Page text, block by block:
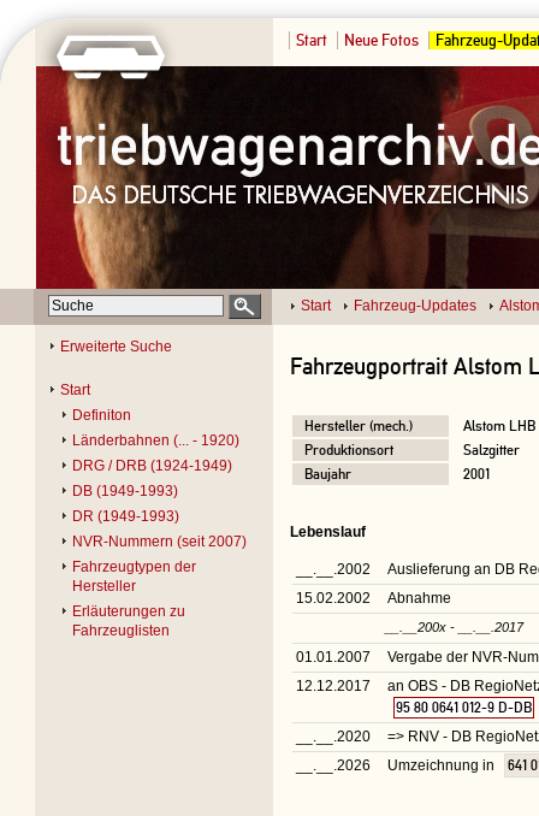
Start Neue Fotos Fahrzeug-
Start Fahrzeug-Updates
Erweiterte Suche
Start
Definiton
Länderbahnen (... - 1920)
DRG / DRB (1924-1949)
DB (1949-1993)
DR (1949-1993)
NVR-Nummern (seit 2007)
Fahrzeugtypen der
Hersteller
Erläuterungen zu
Fahrzeuglisten
Fahrzeugportrait Alstom
Hersteller (mech.)
Alstom LHB
Produktionsort
Salzgitter
Baujahr
2001
Lebenslauf
__.__.2002
Auslieferung an DB
15.02.2002
Abnahme
__.__200x - __.__.2017
01.01.2007
Vergabe der NVR-
12.12.2017
an OBS - DB
95 80 0641 012-9 D-DB
__.__.2020
=> RNV - DB
__.__.2026
Umzeichnung in 641